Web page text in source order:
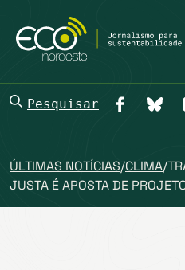
Pesquisar
ÚLTIMAS NOTÍCIAS/CLIMA/
JUSTA É APOSTA DE